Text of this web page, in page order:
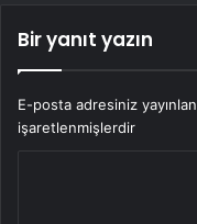
Bir yanıt yazın
E-posta adresiniz
işaretlenmişlerdir